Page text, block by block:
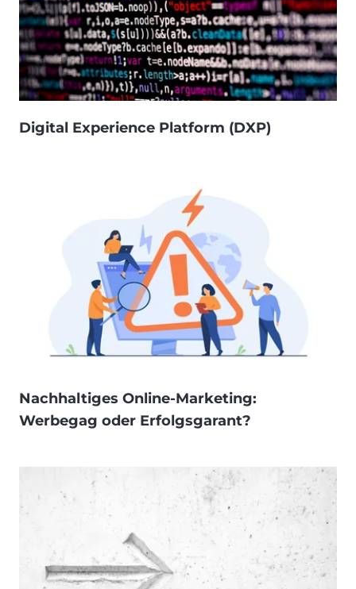
Digital Experience Platform (DXP)
Nachhaltiges Online-Marketing:
Werbegag oder Erfolgsgarant?